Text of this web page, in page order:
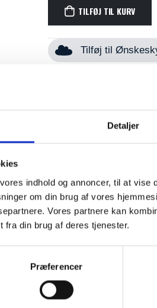
Detaljer
indhold og annoncer, til at
om din brug af vores
Vores partnere kan
fra din brug af deres tjenester.
Præferencer
TILFØJ TIL KURV
Tilføj til
manuelt, så kvaliteten er i top.
1. Godkendt til spædbørn.
kan knække. Håndlavet.
cirka 11 cm lang.
aldrig at forlænge ophænget.